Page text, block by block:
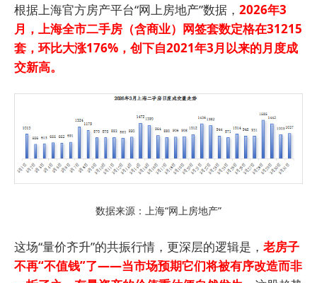
根据上海官方房产平台“网上房地产”数据， 2026年3
月，上海全市二手房（含商业）网签套数定格在31215
套，环比大涨176%，创下自2021年3月以来的月度成
交新高。
数据来源：上海“网上房地产”
这场“量价齐升”的共振行情，更深层的逻辑是， 老房子
不再“不值钱”了——当市场预期它们将被有序改造而非